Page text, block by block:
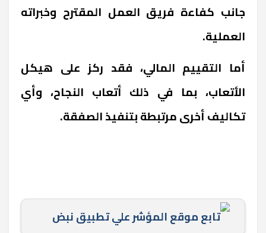
جانب كفاءة فريق العمل المقترح وخبراته
العملية.
أما التقييم المالي، فقد ركز على هيكل
الأتعاب، بما في ذلك أتعاب النجاح، وأي
تكاليف أخرى مرتبطة بتنفيذ الصفقة.
تابع موقع المؤشر علي تطبيق نبض